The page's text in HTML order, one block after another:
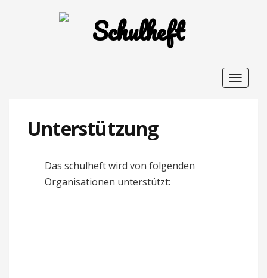
Toggle
Unterstützung
Das schulheft wird von folgenden
Organisationen unterstützt: